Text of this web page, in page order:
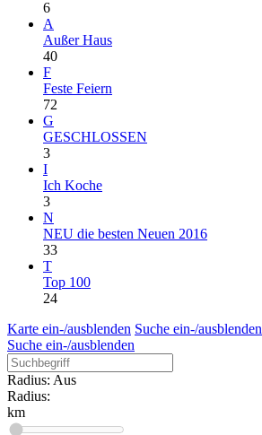
6
A
Außer Haus
40
F
Feste Feiern
72
G
GESCHLOSSEN
3
I
Ich Koche
3
N
NEU die besten Neuen 2016
33
T
Top 100
24
Karte ein-/ausblenden Suche ein-/ausblenden
Suche ein-/ausblenden
Radius: Aus
Radius:
km